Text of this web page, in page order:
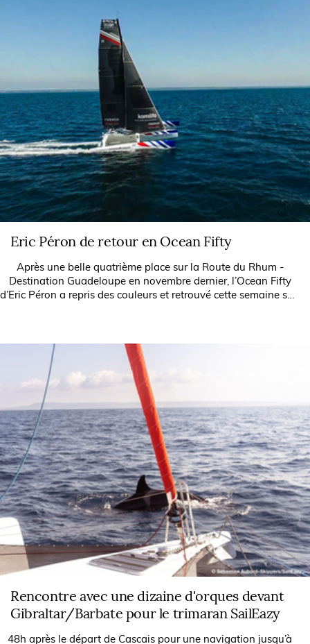
Eric Péron de retour en Ocean Fifty
Après une belle quatrième place sur la Route du Rhum -
Destination Guadeloupe en novembre dernier, l’Ocean Fifty
d’Eric Péron a repris des couleurs et retrouvé cette semaine son
Rencontre avec une dizaine d'orques devant
Gibraltar/Barbate pour le trimaran SailEazy
48h après le départ de Cascais pour une navigation jusqu’à